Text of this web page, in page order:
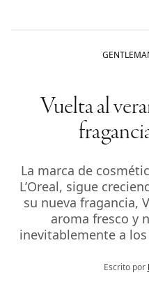
Vuelta al
La marca de
L’Oreal, sigue
su nueva fragancia,
aroma fresco y
inevitablemente a
Escrito por